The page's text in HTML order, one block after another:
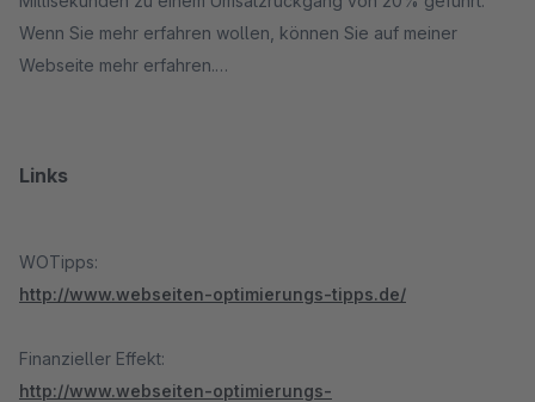
Wenn Sie mehr erfahren wollen, können Sie auf meiner
Webseite mehr erfahren.
Links
WOTipps:
http://www.webseiten-optimierungs-tipps.de/
Finanzieller Effekt:
http://www.webseiten-optimierungs-